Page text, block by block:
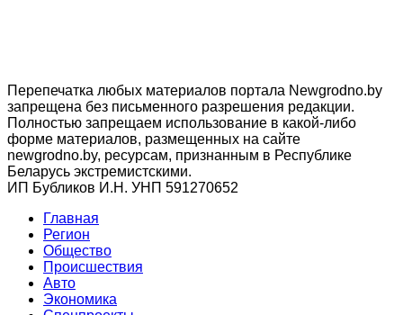
Перепечатка любых материалов портала Newgrodno.by
запрещена без письменного разрешения редакции.
Полностью запрещаем использование в какой-либо
форме материалов, размещенных на сайте
newgrodno.by, ресурсам, признанным в Республике
Беларусь экстремистскими.
ИП Бубликов И.Н. УНП 591270652
Главная
Регион
Общество
Происшествия
Авто
Экономика